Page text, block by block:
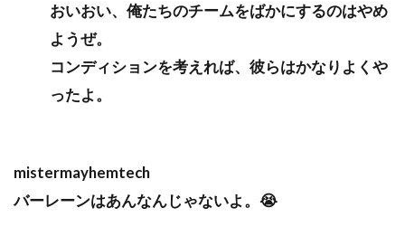
おいおい、俺たちのチームをばかにするのはやめ
ようぜ。
コンディションを考えれば、彼らはかなりよくや
ったよ。
mistermayhemtech
バーレーンはあんなんじゃないよ。😭